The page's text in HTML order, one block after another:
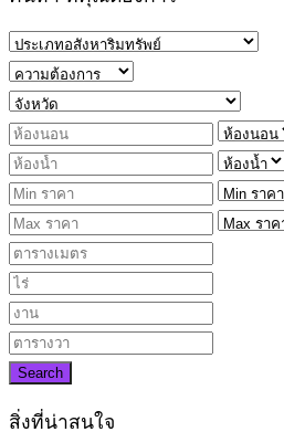
Search
สิ่งที่น่าสนใจ